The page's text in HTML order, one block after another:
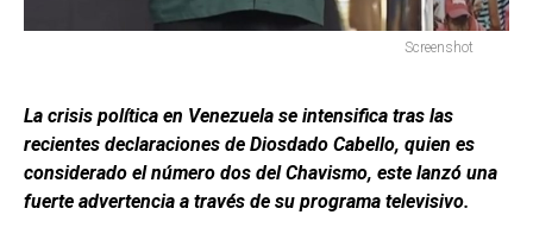
Screenshot
La crisis política en Venezuela se intensifica tras las
recientes declaraciones de Diosdado Cabello, quien es
considerado el número dos del Chavismo, este lanzó una
fuerte advertencia a través de su programa televisivo.